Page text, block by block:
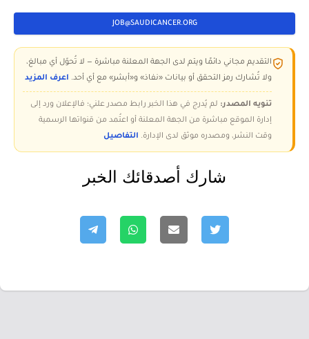
JOB@SAUDICANCER.ORG
التقديم مجاني دائمًا ويتم لدى الجهة المعلنة مباشرة — لا تُحوّل أي مبالغ،
ولا تُشارك رمز التحقق أو بيانات «نفاذ» و«أبشر» مع أي أحد. اعرف المزيد
تنويه المصدر: لم يُدرج في هذا الخبر رابط مصدر علني؛ فالإعلان ورد إلى
إدارة الموقع مباشرة من الجهة المعلنة أو اعتُمد من قنواتها الرسمية
وقت النشر، ومصدره موثق لدى الإدارة. التفاصيل
شارك أصدقائك الخبر